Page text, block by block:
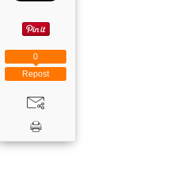
Repost
0